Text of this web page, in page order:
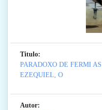
Titulo:
PARADOXO DE FERMI
EZEQUIEL, O
Autor: